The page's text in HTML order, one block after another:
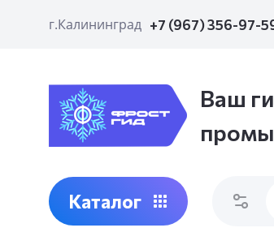
г.Калининград +7 (967) 356-97-
Ваш
Каталог